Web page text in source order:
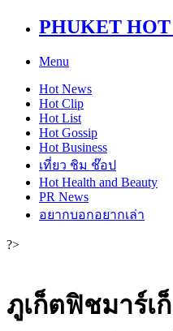
PHUKET HOT
Menu
Hot News
Hot Clip
Hot List
Hot Gossip
Hot Business
เที่ยว ชิม ช๊อป
Hot Health and Beauty
PR News
อยากบอกอยากเล่า
?>
ภูเก็ตฟิชมาร์เ